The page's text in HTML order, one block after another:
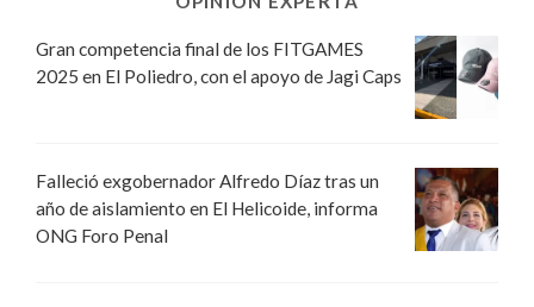
Gran competencia final de los FITGAMES
2025 en El Poliedro, con el apoyo de Jagi Caps
Falleció exgobernador Alfredo Díaz tras un
año de aislamiento en El Helicoide, informa
ONG Foro Penal